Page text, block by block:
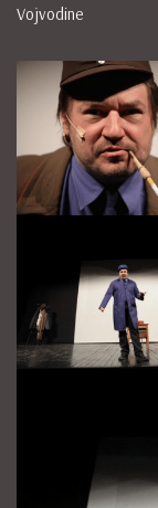
Vojvodine